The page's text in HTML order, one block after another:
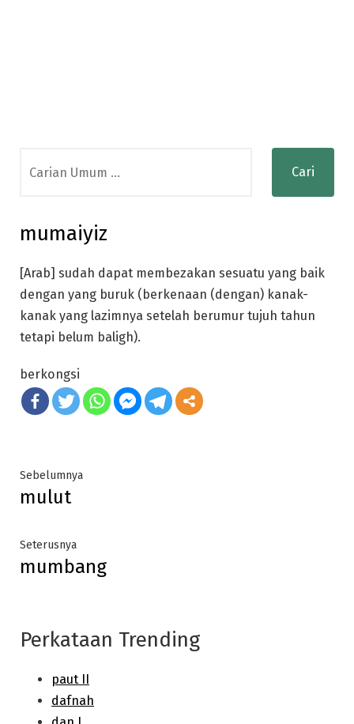
for:
mumaiyiz
[Arab] sudah dapat membezakan sesuatu yang baik
dengan yang buruk (berkenaan (dengan) kanak-
kanak yang lazimnya setelah berumur tujuh tahun
tetapi belum baligh).
berkongsi
Post
navigation
SebelumnyaPrevious
mulut
SeterusnyaNext
post:
mumbang
Perkataan Trending